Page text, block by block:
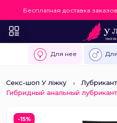
Бесплатная доставка
Для нее
Секс-шоп У ліжку
Гибридный анальный
-15%